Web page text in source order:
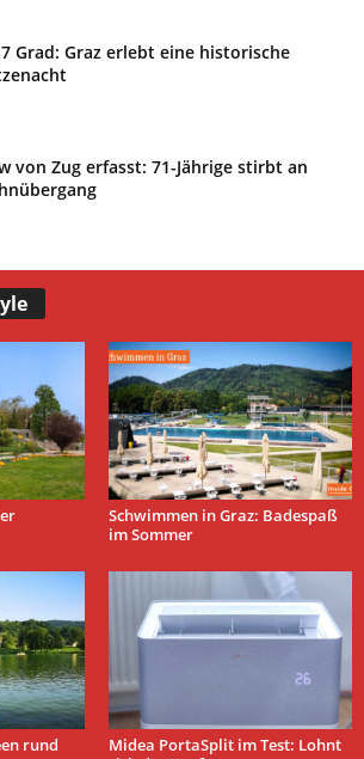
Grad: Graz erlebt eine historische
von Zug erfasst: 71-Jährige stirbt an
Schwimmen in Graz: Badespaß
im Sommer
rund
Midea PortaSplit im Test: Lohnt